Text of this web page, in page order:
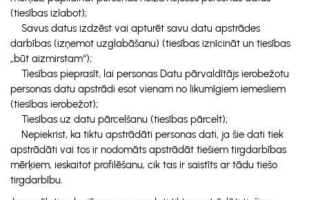
(tiesības izlabot);
Savus datus izdzēst vai apturēt savu datu apstrādes
darbības (izņemot uzglabāšanu) (tiesības iznīcināt un tiesības
„būt aizmirstam“);
Tiesības pieprasīt, lai personas Datu pārvaldītājs ierobežotu
personas datu apstrādi esot vienam no likumīgiem iemesliem
(tiesības ierobežot);
Tiesības uz datu pārcelšanu (tiesības pārcelt);
Nepiekrist, ka tiktu apstrādāti personas dati, ja šie dati tiek
apstrādāti vai tos ir nodomāts apstrādāt tiešiem tirgdarbības
mērķiem, ieskaitot profilēšanu, cik tas ir saistīts ar tādu tiešo
tirgdarbību.